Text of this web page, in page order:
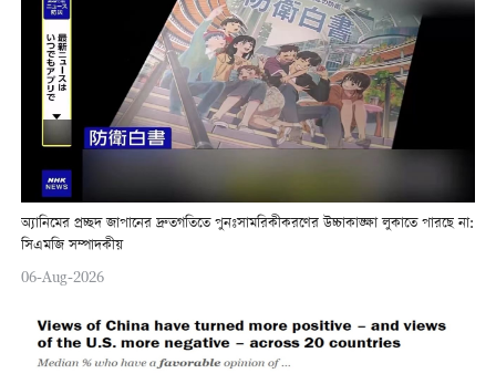
অ্যানিমের প্রচ্ছদ জাপানের দ্রুতগতিতে পুনঃসামরিকীকরণের উচ্চাকাঙ্ক্ষা লুকাতে পারছে না:
সিএমজি সম্পাদকীয়
06-Aug-2026